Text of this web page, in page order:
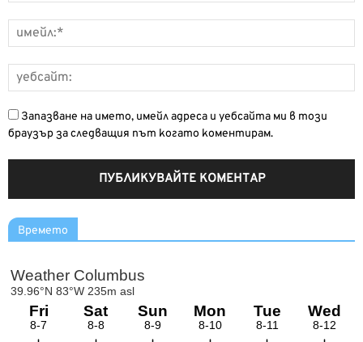
Запазване на името, имейл адреса и уебсайта ми в този
браузър за следващия път когато коментирам.
Времето